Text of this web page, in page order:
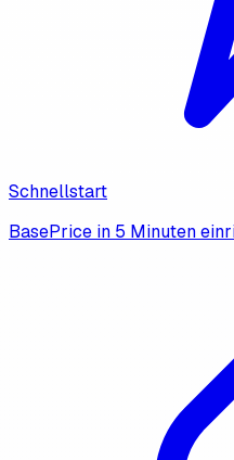
Schnellstart
BasePrice in 5 Minuten